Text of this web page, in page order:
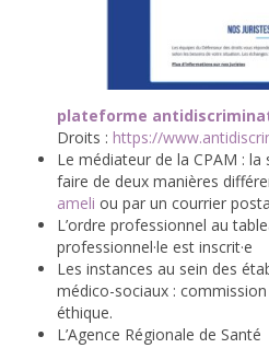
plateforme
Droits : https://
Le médiateur de la CPAM :
faire de deux manières
ameli ou par un courrier
L’ordre professionnel au
professionnel·le est inscrit·e
Les instances au sein des
médico-sociaux :
éthique.
L’Agence Régionale de Santé